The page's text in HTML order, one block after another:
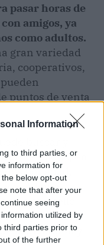
Information
to third parties, or
information for
below opt-out
note that after your
seeing
utilized by
third parties prior to
of the further
pasar horas de
amigos, ya
como adultos.
gran variedad
cooperativos,
puntos de venta
webde Lúdilo, en
por edad,
Además,
con sello
el aprendizaje
la diversión y